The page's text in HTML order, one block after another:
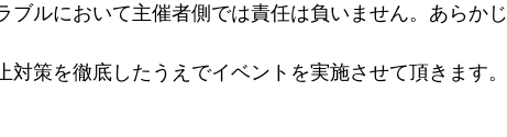
ルにおいて主催者側では責任は負いません。あらかじ
策を徹底したうえでイベントを実施させて頂きます。